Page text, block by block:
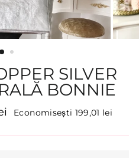
SILVER
BONNIE
Economisești 199,01 lei